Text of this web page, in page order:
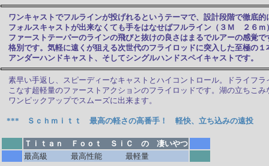
ワンキャストでフルラインが投げれるというテーマで、設計段階で徹底
フォルスキャストが出来なくても手をはなせばフルライン（３Ｍ ２６ｍ
ファーストテーパーのラインの飛びと抜けの良さはまるでルアーの感覚
格別です。気軽に遠くが狙える次世代のフライロッドに突入した至極の
アンダーハンドキャスト、そしてシングルハンドスペイキャストです。
素早い手返し、スピーディーなキャストとハイコントロール。ドライフ
こなす超軽量のファーストアクションのフライロッドです。湖の立ちこみ
ワンピックアップでスムーズに出来ます。
*** Ｓｃｈｍｉｔｔ 最高の軽さの高番手！ 軽快、立ち込みの遠投
Ｔｉｔａｎ Ｆｏｏｔ ＳｉＣ の 凄いやつ
最高級 最高性能 最軽量